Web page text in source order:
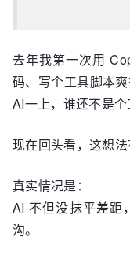
去年我第一次用
码、写个工具脚本
AI一上，谁还不是个
现在回头看，这想法
真实情况是：
AI 不但没抹平差距
沟。